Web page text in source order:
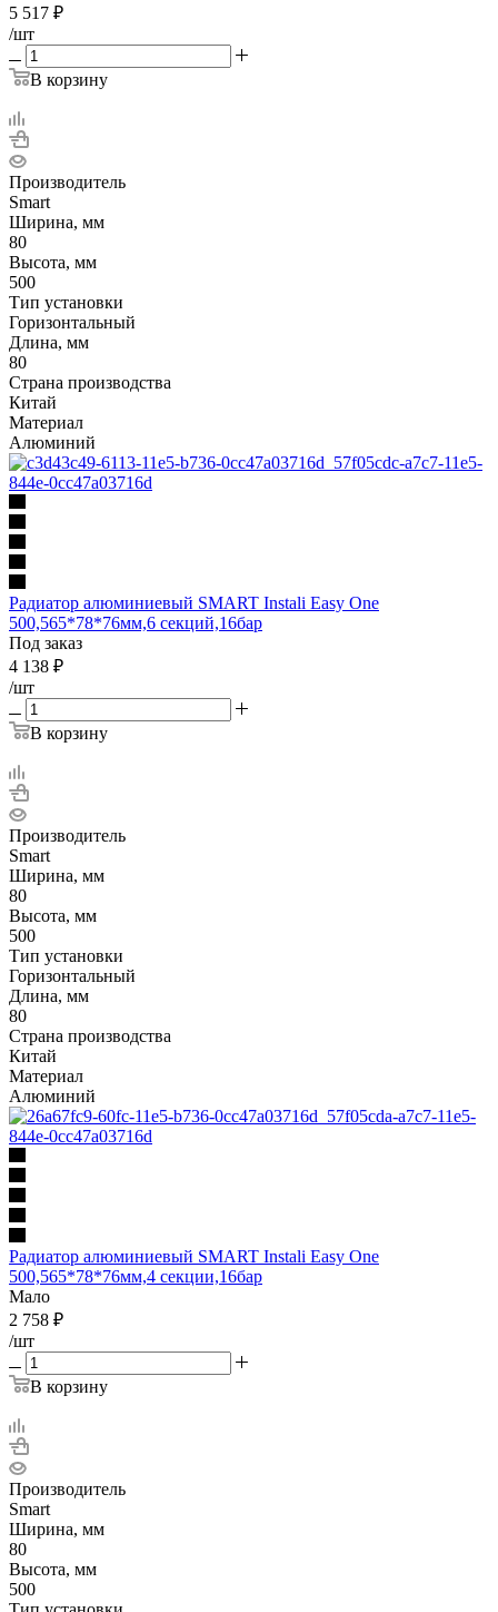
5 517 ₽
/шт
В корзину
Производитель
Smart
Ширина, мм
80
Высота, мм
500
Тип установки
Горизонтальный
Длина, мм
80
Страна производства
Китай
Материал
Алюминий
Радиатор алюминиевый SMART Instali Easy One
500,565*78*76мм,6 секций,16бар
Под заказ
4 138 ₽
/шт
В корзину
Производитель
Smart
Ширина, мм
80
Высота, мм
500
Тип установки
Горизонтальный
Длина, мм
80
Страна производства
Китай
Материал
Алюминий
Радиатор алюминиевый SMART Instali Easy One
500,565*78*76мм,4 секции,16бар
Мало
2 758 ₽
/шт
В корзину
Производитель
Smart
Ширина, мм
80
Высота, мм
500